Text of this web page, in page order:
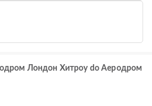
Лондон Хитроу do Аеродром